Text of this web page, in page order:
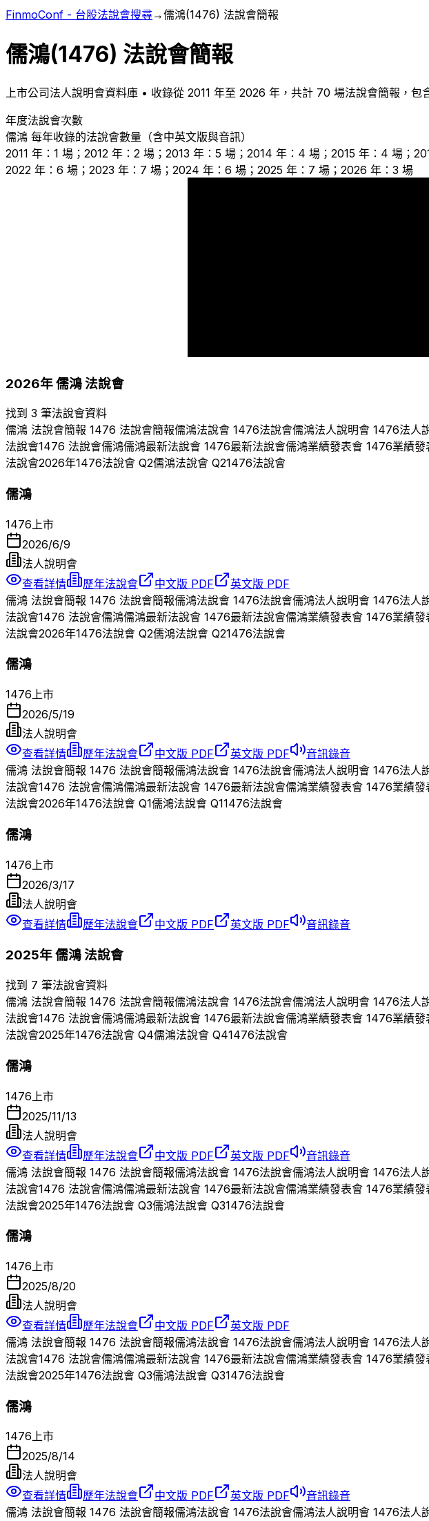
FinmoConf - 台股法說會搜尋→儒鴻(1476) 法說會簡報
儒鴻(1476) 法說會簡報
上市公司法人說明會資料庫 • 收錄從 2011 年至 2026 年，共計 70 場法說會簡報，包
年度法說會次數
儒鴻 每年收錄的法說會數量（含中英文版與音訊）
2011 年：1 場；2012 年：2 場；2013 年：5 場；2014 年：4 場；2015 年：4 場；
2022 年：6 場；2023 年：7 場；2024 年：6 場；2025 年：7 場；2026 年：3 場
2026年儒鴻法說會
找到 3 筆法說會資料
儒鴻 法說會簡報 1476 法說會簡報儒鴻法說會 1476法說會儒鴻法人說明會 1476法人
法說會1476 法說會儒鴻儒鴻最新法說會 1476最新法說會儒鴻業績發表會 1476業績發
法說會2026年1476法說會 Q2儒鴻法說會 Q21476法說會
儒鴻
1476 上市
2026/6/9
法人說明會
查看詳情
歷年法說會 中文版 PDF
英文版 PDF
儒鴻 法說會簡報 1476 法說會簡報儒鴻法說會 1476法說會儒鴻法人說明會 1476法人
法說會1476 法說會儒鴻儒鴻最新法說會 1476最新法說會儒鴻業績發表會 1476業績發
法說會2026年1476法說會 Q2儒鴻法說會 Q21476法說會
儒鴻
1476上市
2026/5/19
法人說明會
查看詳情
歷年法說會 中文版 PDF 英文版 PDF
音訊錄音
儒鴻 法說會簡報 1476 法說會簡報儒鴻法說會 1476法說會儒鴻法人說明會 1476法人
法說會1476 法說會儒鴻儒鴻最新法說會 1476最新法說會儒鴻業績發表會 1476業績發
法說會2026年1476法說會 Q1儒鴻法說會 Q11476法說會
儒鴻
1476 上市
2026/3/17
法人說明會
查看詳情
歷年法說會 中文版 PDF 英文版 PDF 音訊錄音
2025年儒鴻法說會
找到 7 筆法說會資料
儒鴻 法說會簡報 1476 法說會簡報儒鴻法說會 1476法說會儒鴻法人說明會 1476法人
法說會1476 法說會儒鴻儒鴻最新法說會 1476最新法說會儒鴻業績發表會 1476業績發
法說會2025年1476法說會 Q4儒鴻法說會 Q41476法說會
儒鴻
1476 上市
2025/11/13
法人說明會
查看詳情
歷年法說會 中文版 PDF 英文版 PDF
音訊錄音
儒鴻 法說會簡報 1476 法說會簡報儒鴻法說會 1476法說會儒鴻法人說明會 1476法人
法說會1476 法說會儒鴻儒鴻最新法說會 1476最新法說會儒鴻業績發表會 1476業績發
法說會2025年1476法說會 Q3儒鴻法說會 Q31476法說會
儒鴻
1476 上市
2025/8/20
法人說明會
查看詳情
歷年法說會 中文版 PDF
英文版 PDF
儒鴻 法說會簡報 1476 法說會簡報儒鴻法說會 1476法說會儒鴻法人說明會 1476法人
法說會1476 法說會儒鴻儒鴻最新法說會 1476最新法說會儒鴻業績發表會 1476業績發
法說會2025年1476法說會 Q3儒鴻法說會 Q31476法說會
儒鴻
1476上市
2025/8/14
法人說明會
查看詳情
歷年法說會 中文版 PDF 英文版 PDF
音訊錄音
儒鴻 法說會簡報 1476 法說會簡報儒鴻法說會 1476法說會儒鴻法人說明會 1476法人